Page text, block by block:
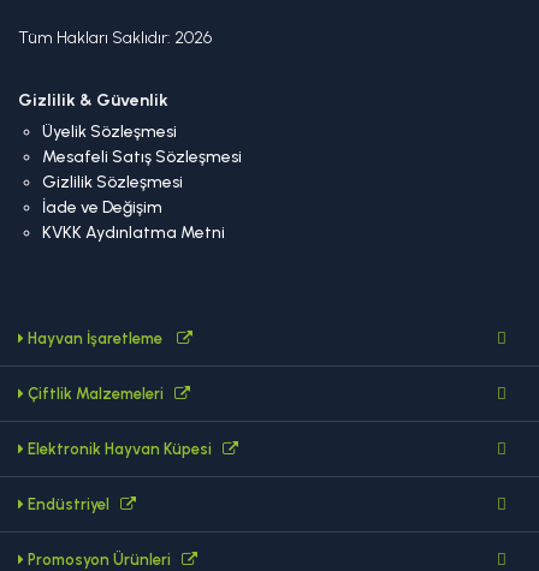
Tüm Hakları Saklıdır: 2026
Gizlilik & Güvenlik
Üyelik Sözleşmesi
Mesafeli Satış Sözleşmesi
Gizlilik Sözleşmesi
İade ve Değişim
KVKK Aydınlatma Metni
Hayvan İşaretleme
Çiftlik Malzemeleri
Elektronik Hayvan Küpesi
Endüstriyel
Promosyon Ürünleri